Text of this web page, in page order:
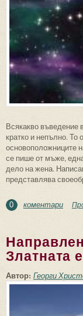
Всякакво въведение
кратко и непълно.
основоположниците
се пише от мъже,
дело на жена.
представлява
0 коментари
Златната
Автор: Георги